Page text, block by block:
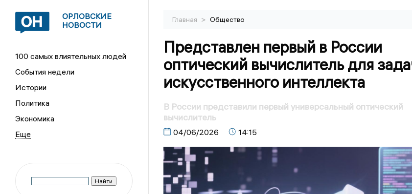
ОРЛОВСКИЕ
НОВОСТИ
100 самых влиятельных людей
События недели
Истории
Политика
Экономика
Главная > Общество
Представлен первый в России
оптический вычислитель для
искусственного интеллекта
В России представили первый универсальный оптический
вычислитель
04/06/2026 14:15